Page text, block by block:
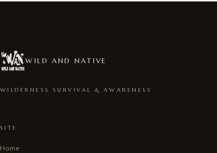
WILD AND NATIVE
WILDERNESS SURVIVAL & AWARENESS
SITE
Home